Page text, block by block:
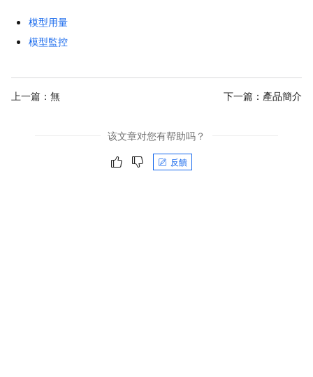
模型用量
模型監控
上一篇：無 下一篇： 產品簡介
该文章对您有帮助吗？
反饋